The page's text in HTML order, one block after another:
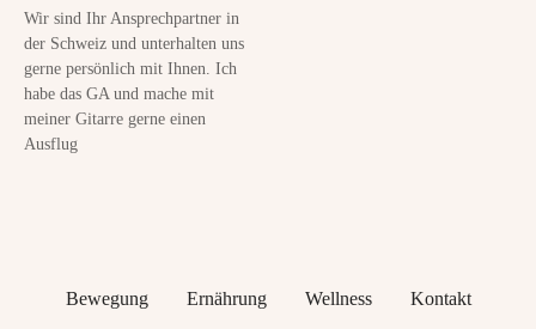
Wir sind Ihr Ansprechpartner in
der Schweiz und unterhalten uns
gerne persönlich mit Ihnen. Ich
habe das GA und mache mit
meiner Gitarre gerne einen
Ausflug
Bewegung Ernährung Wellness Kontakt